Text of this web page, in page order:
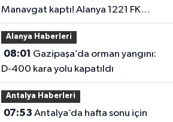
Manavgat kaptı! Alanya 1221 FK
tarihe karışıyor
Alanya Haberleri
08:01
D-400 kara yolu kapatıldı
Antalya Haberleri
07:53